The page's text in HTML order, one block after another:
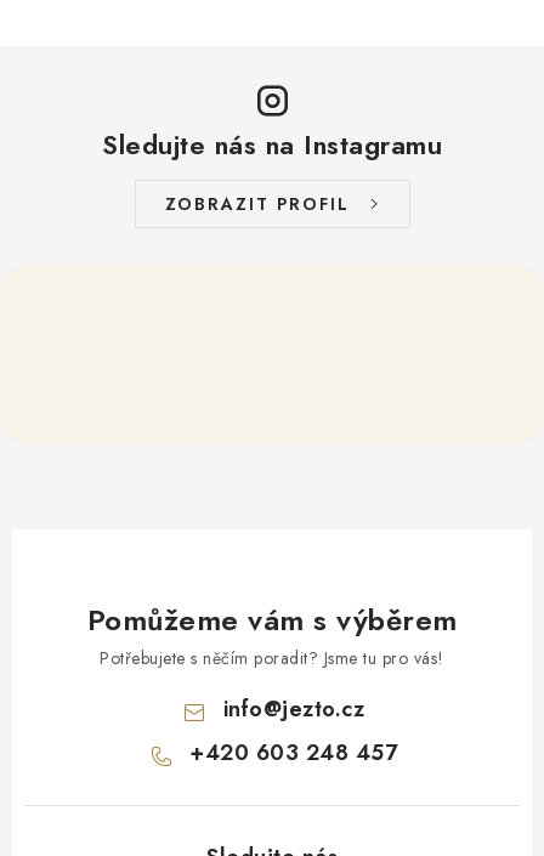
Sledujte nás na Instagramu
ZOBRAZIT PROFIL
Pomůžeme vám s výběrem
Potřebujete s něčím poradit? Jsme tu pro vás!
info@jezto.cz
+420 603 248 457